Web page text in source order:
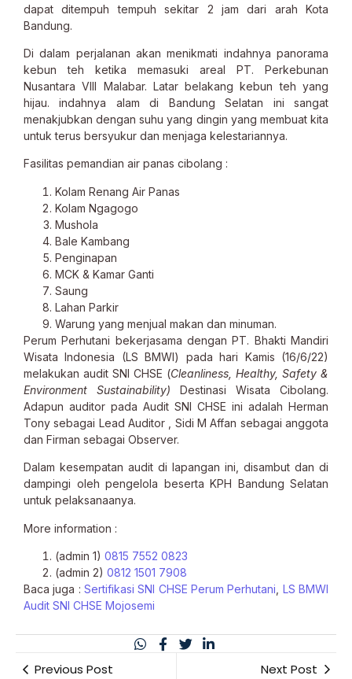
dapat ditempuh tempuh sekitar 2 jam dari arah Kota
Bandung.
Di dalam perjalanan akan menikmati indahnya panorama
kebun teh ketika memasuki areal PT. Perkebunan
Nusantara VIII Malabar. Latar belakang kebun teh yang
hijau. indahnya alam di Bandung Selatan ini sangat
menakjubkan dengan suhu yang dingin yang membuat kita
untuk terus bersyukur dan menjaga kelestariannya.
Fasilitas pemandian air panas cibolang :
Kolam Renang Air Panas
Kolam Ngagogo
Mushola
Bale Kambang
Penginapan
MCK & Kamar Ganti
Saung
Lahan Parkir
Warung yang menjual makan dan minuman.
Perum Perhutani bekerjasama dengan PT. Bhakti Mandiri
Wisata Indonesia (LS BMWI) pada hari Kamis (16/6/22)
melakukan audit SNI CHSE (Cleanliness, Healthy, Safety &
Environment Sustainability) Destinasi Wisata Cibolang.
Adapun auditor pada Audit SNI CHSE ini adalah Herman
Tony sebagai Lead Auditor , Sidi M Affan sebagai anggota
dan Firman sebagai Observer.
Dalam kesempatan audit di lapangan ini, disambut dan di
dampingi oleh pengelola beserta KPH Bandung Selatan
untuk pelaksanaanya.
More information :
(admin 1) 0815 7552 0823
(admin 2) 0812 1501 7908
Baca juga : Sertifikasi SNI CHSE Perum Perhutani LS BMWI
Audit SNI CHSE Mojosemi
Previous Post Next Post